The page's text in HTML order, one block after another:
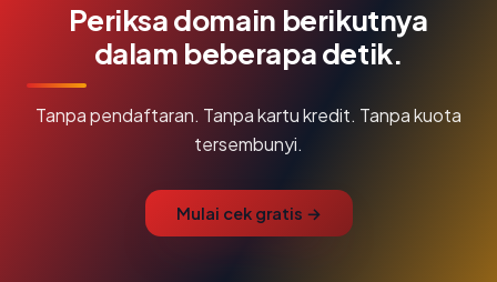
Periksa domain berikutnya
dalam beberapa detik.
Tanpa pendaftaran. Tanpa kartu kredit. Tanpa kuota
tersembunyi.
Mulai cek gratis →